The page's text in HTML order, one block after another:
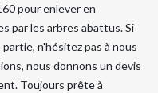
pour enlever en
par les arbres abattus. Si
n'hésitez pas à nous
nous donnons un devis
Toujours prête à